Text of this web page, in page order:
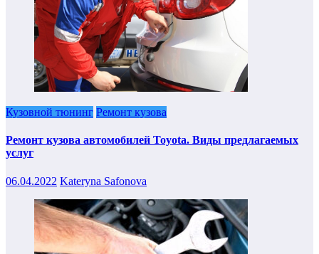
Кузовной тюнинг Ремонт кузова
Ремонт кузова автомобилей Toyota. Виды предлагаемых
услуг
06.04.2022 Kateryna Safonova